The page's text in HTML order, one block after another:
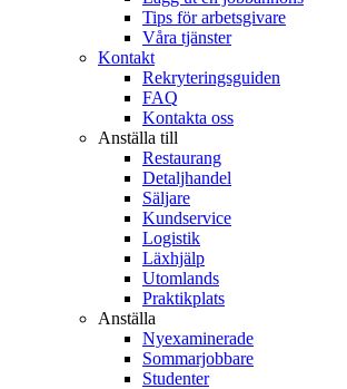
Tips för arbetsgivare
Våra tjänster
Kontakt
Rekryteringsguiden
FAQ
Kontakta oss
Anställa till
Restaurang
Detaljhandel
Säljare
Kundservice
Logistik
Läxhjälp
Utomlands
Praktikplats
Anställa
Nyexaminerade
Sommarjobbare
Studenter